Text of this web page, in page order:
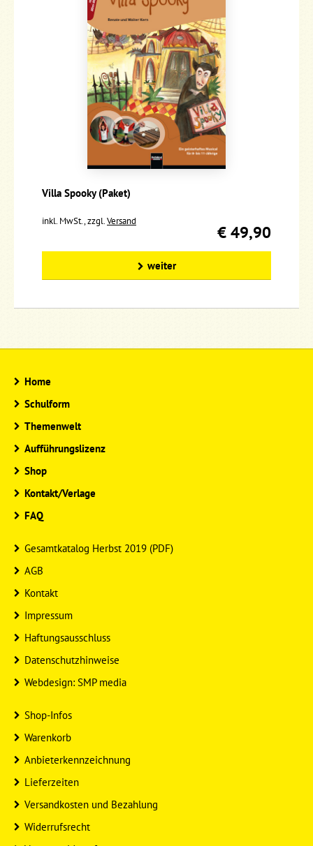
Villa Spooky (Paket)
inkl. MwSt., zzgl.Versand
€ 49,90
weiter
Home
Schulform
Themenwelt
Aufführungslizenz
Shop
Kontakt/Verlage
FAQ
Gesamtkatalog Herbst 2019 (PDF)
AGB
Kontakt
Impressum
Haftungsausschluss
Datenschutzhinweise
Webdesign: SMP media
Shop-Infos
Warenkorb
Anbieterkennzeichnung
Lieferzeiten
Versandkosten und Bezahlung
Widerrufsrecht